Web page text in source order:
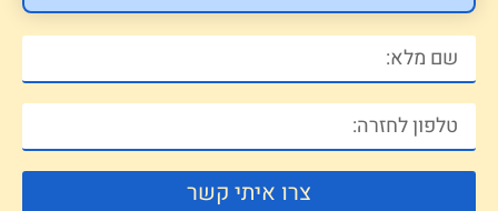
צרו איתי קשר